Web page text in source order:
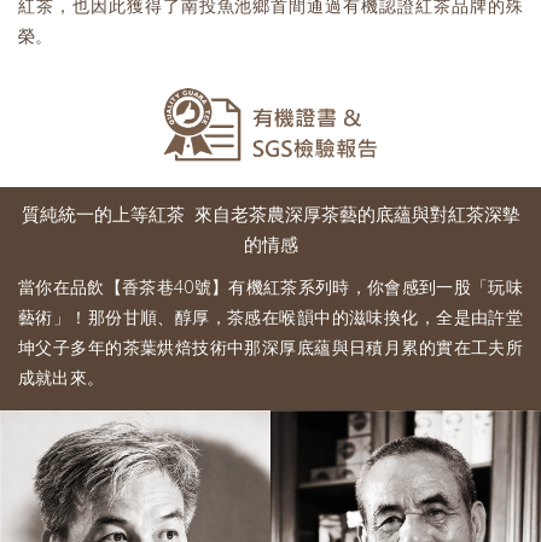
紅茶，也因此獲得了南投魚池鄉首間通過有機認證紅茶品牌的殊
榮。
質純統一的上等紅茶 來自老茶農深厚茶藝的底蘊與對紅茶深摰
的情感
當你在品飲【香茶巷40號】有機紅茶系列時，你會感到一股「玩味
藝術」！那份甘順、醇厚，茶感在喉韻中的滋味換化，全是由許堂
坤父子多年的茶葉烘焙技術中那深厚底蘊與日積月累的實在工夫所
成就出來。